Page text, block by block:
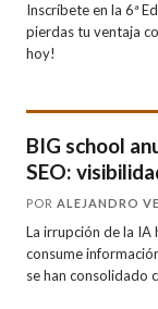
Inscríbete en la 6ª
pierdas tu ventaja
hoy!
BIG school
SEO:
POR ALEJANDRO
La irrupción de la IA
consume
se han consolidado